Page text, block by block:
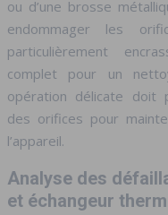
ou d’une brosse
endommager les
particulièrement
complet pour un
opération délicate doit
des orifices pour
l’appareil.
Analyse des
et échangeur